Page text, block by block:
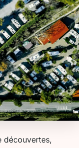
découvertes,